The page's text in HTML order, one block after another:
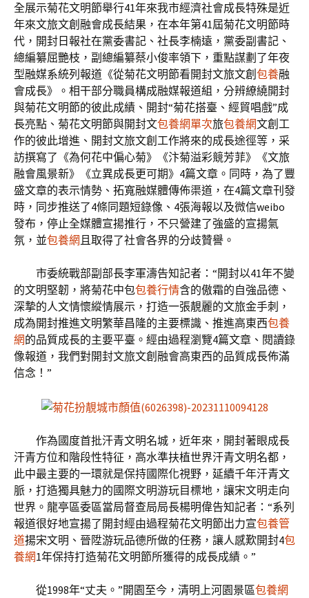
全展示菊花文明節舉行41年來我市經濟社會成長特殊是近
年來文旅文創融會成長結果，在本年第41屆菊花文明節時
代，開封日報社在黨委書記、社長李楠遠，黨委副書記、
總編纂屈艷枝，副總編纂蔡小俊率領下，重點謀劃了年夜
型融媒系統列報道《從菊花文明節看開封文旅文創 包養融
會成長》。相干部分職員構成融媒報道組，分辨繚繞開封
與菊花文明節的彼此成績、開封“菊花搭臺、經貿唱戲”成
長亮點、菊花文明節與開封文包養網單次旅包養網文創工
作的彼此增進、開封文旅文創工作將來的成長途徑等，采
訪撰寫了《為何花中偏心菊》《汴菊溢彩競芳菲》《文旅
融會風景新》《立異成長更可期》4篇文章。同時，為了豐
盛文章的表示情勢、拓寬融媒體傳佈渠道，在4篇文章刊發
時，同步推送了4條同題短錄像、4張海報以及微信weibo
發布，停止全媒體宣揚推行，不只營建了強盛的宣揚氣
氛，並包養網且取得了社會各界的分歧贊譽。
市委統戰部副部長李軍濤告知記者：“開封以41年不變
的文明堅韌，將菊花中包包養行情含的傲霜的自強品德、
深摯的人文情懷縱情展示，打造一張靚麗的文旅金手刺，
成為開封推進文明繁華昌隆的主要標識、推進高東西包養
網的品質成長的主要平臺。經由過程瀏覽4篇文章、閱讀錄
像報道，我們對開封文旅文創融會高東西的品質成長佈滿
信念！”
作為國度首批汗青文明名城，近年來，開封著眼成長
汗青方位和階段性特征，高水準扶植世界汗青文明名都，
此中最主要的一環就是保持國際化視野，延續千年汗青文
脈，打造獨具魅力的國際文明游玩目標地，讓宋文明走向
世界。龍亭區委區當局督查局局長楊明偉告知記者：“系列
報道很好地宣揚了開封經由過程菊花文明節出力宣包養管
道揚宋文明、晉陞游玩品德所做的任務，讓人感歎開封4包
養網1年保持打造菊花文明節所獲得的成長成績。”
從1998年“丈夫。”開園至今，清明上河園景區包養網